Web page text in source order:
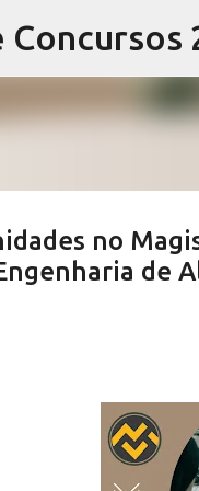
no
de